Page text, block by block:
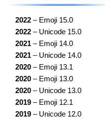
2022 – Emoji 15.0
2022 – Unicode 15.0
2021 – Emoji 14.0
2021 – Unicode 14.0
2020 – Emoji 13.1
2020 – Emoji 13.0
2020 – Unicode 13.0
2019 – Emoji 12.1
2019 – Unicode 12.0